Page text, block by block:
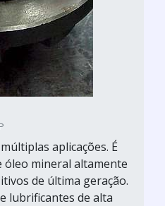
aplicações. É
óleo mineral altamente
de última geração.
lubrificantes de alta